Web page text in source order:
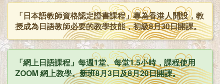
「日本語教師資格認定證書課程」專為香港人開設，教
授成為日語教師必要的教學技能，初級8月30日開課。
「網上日語課程」每週1堂、每堂1.5小時，課程使用
ZOOM 網上教學。新班8月3日及8月20日開課。